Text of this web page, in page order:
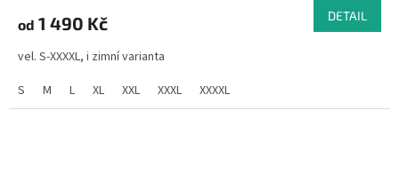
od 1 490 Kč DETAIL
vel. S-XXXXL, i zimní varianta
S
M L XL XXL XXXL XXXXL